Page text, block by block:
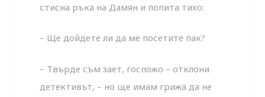
стисна ръка на Дамян и попита тихо:
– Ще дойдете ли да ме посетите пак?
– Твърде съм зает, госпожо – отклони
детективът, – но ще имам грижа да не